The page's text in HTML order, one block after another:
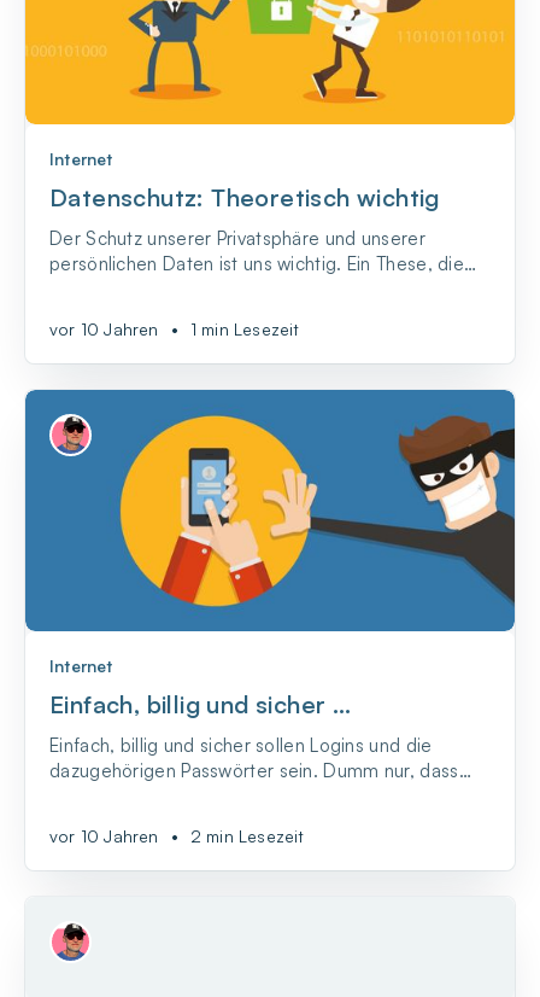
Internet
Datenschutz: Theoretisch wichtig
Der Schutz unserer Privatsphäre und unserer
persönlichen Daten ist uns wichtig. Ein These, die
tun.
vor 10 Jahren • 1 min Lesezeit
Internet
Einfach, billig und sicher …
Einfach, billig und sicher sollen Logins und die
dazugehörigen Passwörter sein. Dumm nur, dass
vor 10 Jahren • 2 min Lesezeit